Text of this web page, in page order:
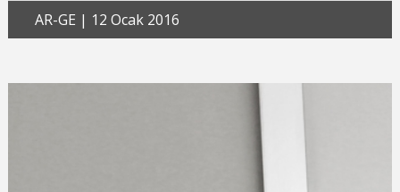
AR-GE | 12 Ocak 2016